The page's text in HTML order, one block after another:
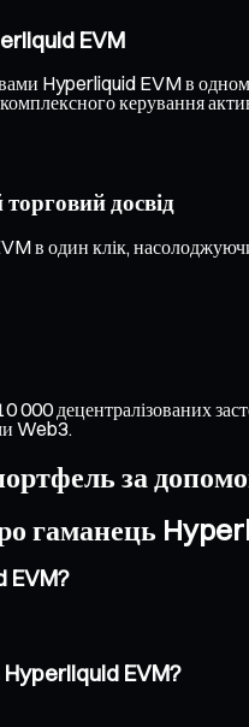
EVM
Hyperliquid EVM в
керування
досвід
в один клік,
000 децентралізованих
Web3.
за
гаманець
EVM?
EVM?